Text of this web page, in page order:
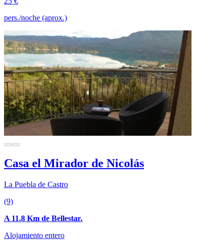
pers./noche (aprox.)
Casa el Mirador de Nicolás
La Puebla de Castro
(9)
A 11.8 Km de Bellestar.
Alojamiento entero